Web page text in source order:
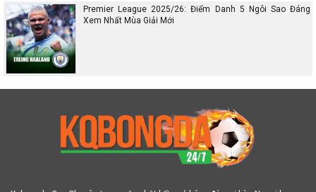
Premier League 2025/26: Điểm Danh 5 Ngôi Sao Đáng
Xem Nhất Mùa Giải Mới